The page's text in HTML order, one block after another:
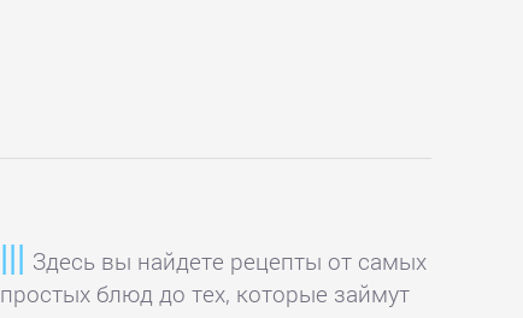
Здесь вы найдете рецепты от самых
простых блюд до тех, которые займут